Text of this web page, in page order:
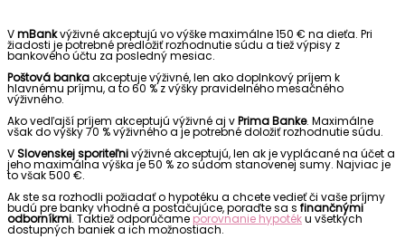
VmBankvýživné akceptujú vo výške maximálne 150 € na dieťa. Pri
žiadosti je potrebné predložiť rozhodnutie súdu a tiež výpisy z
bankového účtu za posledný mesiac.
Poštová bankaakceptuje výživné, len ako doplnkový príjem k
hlavnému príjmu, a to 60 % z výšky pravidelného mesačného
výživného.
Ako vedľajší príjem akceptujú výživné aj vPrima Banke. Maximálne
však do výšky 70 % výživného a je potrebné doložiť rozhodnutie súdu.
VSlovenskej sporiteľnivýživné akceptujú, len ak je vyplácané na účet a
jeho maximálna výška je 50 % zo súdom stanovenej sumy. Najviac je
to však 500 €.
Ak ste sa rozhodli požiadať o hypotéku a chcete vedieť či vaše príjmy
budú pre banky vhodné a postačujúce, poraďte sa s finančnými
odborníkmi. Taktiež odporúčame porovnanie hypotéku všetkých
dostupných baniek a ich možnostiach.